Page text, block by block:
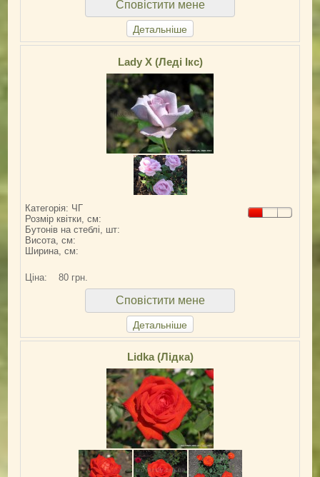
Сповістити мене
Детальніше
Lady X (Леді Ікс)
Категорія: ЧГ
Розмір квітки, см:
Бутонів на стеблі, шт:
Висота, см:
Ширина, см:
Ціна: 80 грн.
Сповістити мене
Детальніше
Lidka (Лідка)